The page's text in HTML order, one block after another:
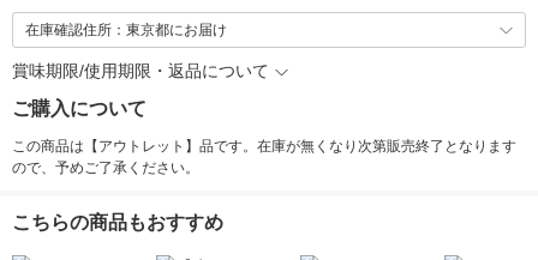
在庫確認住所：東京都にお届け
賞味期限/使用期限・返品について
ご購入について
この商品は【アウトレット】品です。在庫が無くなり次第販売終了となります
ので、予めご了承ください。
こちらの商品もおすすめ